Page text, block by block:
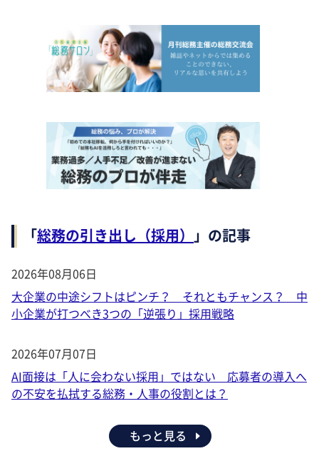
「総務の引き出し（採用） 」の記事
2026年08月06日
大企業の中途シフトはピンチ？ それともチャンス？ 中
小企業が打つべき3つの「逆張り」採用戦略
2026年07月07日
AI面接は「人に会わない採用」ではない 応募者の導入へ
の不安を払拭する総務・人事の役割とは？
もっと見る